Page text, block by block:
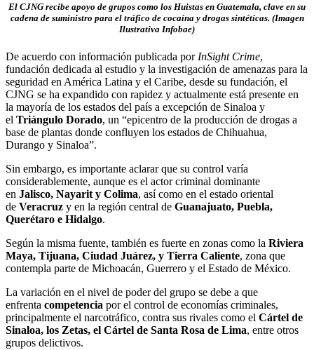
El CJNG recibe apoyo de grupos como los Huistas en Guatemala, clave en su
cadena de suministro para el tráfico de cocaína y drogas sintéticas. (Imagen
Ilustrativa Infobae)
De acuerdo con información publicada por InSight Crime,
fundación dedicada al estudio y la investigación de amenazas para la
seguridad en América Latina y el Caribe, desde su fundación, el
CJNG se ha expandido con rapidez y actualmente está presente en
la mayoría de los estados del país a excepción de Sinaloa y
el Triángulo Dorado, un “epicentro de la producción de drogas a
base de plantas donde confluyen los estados de Chihuahua,
Durango y Sinaloa”.
Sin embargo, es importante aclarar que su control varía
considerablemente, aunque es el actor criminal dominante
en Jalisco, Nayarit y Colima, así como en el estado oriental
de Veracruz y en la región central de Guanajuato, Puebla,
Querétaro e Hidalgo.
Según la misma fuente, también es fuerte en zonas como la Riviera
Maya, Tijuana, Ciudad Juárez, y Tierra Caliente, zona que
contempla parte de Michoacán, Guerrero y el Estado de México.
La variación en el nivel de poder del grupo se debe a que
enfrenta competencia por el control de economías criminales,
principalmente el narcotráfico, contra sus rivales como el Cártel de
Sinaloa, los Zetas, el Cártel de Santa Rosa de Lima, entre otros
grupos delictivos.